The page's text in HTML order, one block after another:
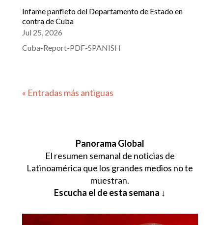
Infame panfleto del Departamento de Estado en
contra de Cuba
Jul 25, 2026
Cuba-Report-PDF-SPANISH
« Entradas más antiguas
Panorama Global
El resumen semanal de noticias de
Latinoamérica que los grandes medios no te
muestran.
Escucha el de esta semana ↓